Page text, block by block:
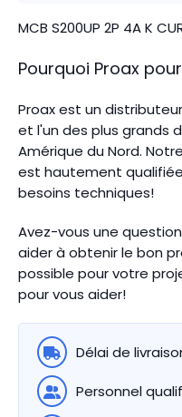
MCB S200UP 2P 4A K
Pourquoi Proax pour
Proax est un
et l'un des plus grands
Amérique du Nord.
est hautement
besoins techniques!
Avez-vous une
aider à obtenir le bon
possible pour votre
pour vous aider!
Délai de
Personnel